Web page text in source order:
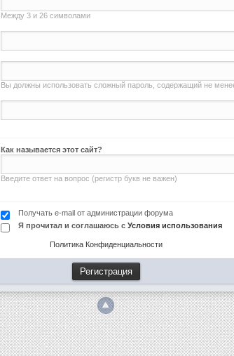
Между 3 и 26 символами
Вы должны использовать сложный пароль, содержащий не
Как называется этот сайт?
Введите ответ на вопрос (регистр букв не важен)
Получать e-mail от администрации форума
Я прочитал и соглашаюсь с Условия использования
Политика Конфиденциальности